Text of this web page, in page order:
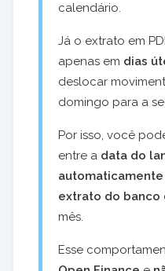
calendário.
Já o extrato em
apenas em dias
deslocar
domingo para a
Por isso, você
entre a data do
automaticamente
extrato do banco
mês.
Esse